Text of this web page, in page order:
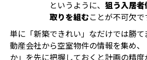
というように、 狙う入居
取りを組むことが不可欠で
単に「新築できれい」なだけでは勝
動産会社から空室物件の情報を集め、
か」を先に把握しておくと計画の精